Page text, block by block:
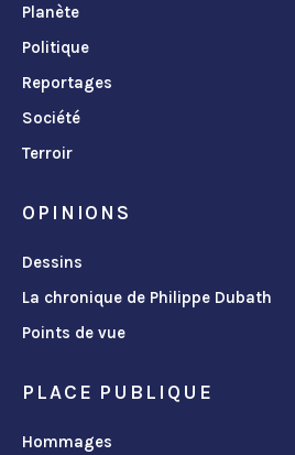
Planète
Politique
Reportages
Société
Terroir
OPINIONS
Dessins
La chronique de Philippe Dubath
Points de vue
PLACE PUBLIQUE
Hommages